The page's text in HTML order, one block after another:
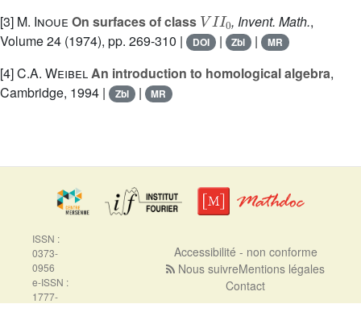
[3] M. Inoue On surfaces of class , Invent. Math.,
Volume 24 (1974), pp. 269-310 | DOI | Zbl | MR
[4]C.A. WeibelAn introduction to homological algebra,
Cambridge, 1994 |
Zbl | MR
ISSN :
0373-
0956
e-ISSN :
1777-
Accessibilité - non conforme
Nous suivreMentions légales
Contact